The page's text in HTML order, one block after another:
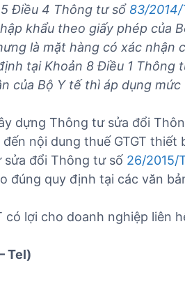
Điều 4 Thông tư sổ 83/
khẩu theo giấy phép của
là mặt hàng có xác nhận
tại Khoản 8 Điều 1 Thông
của Bộ Y tế thì áp dụng mức
dựng Thông tư sửa đổi
nội dung thuế GTGT thiết
đổi Thông tư số 26/2015/
đúng quy định tại các văn
lợi cho doanh nghiệp liên
Tel)